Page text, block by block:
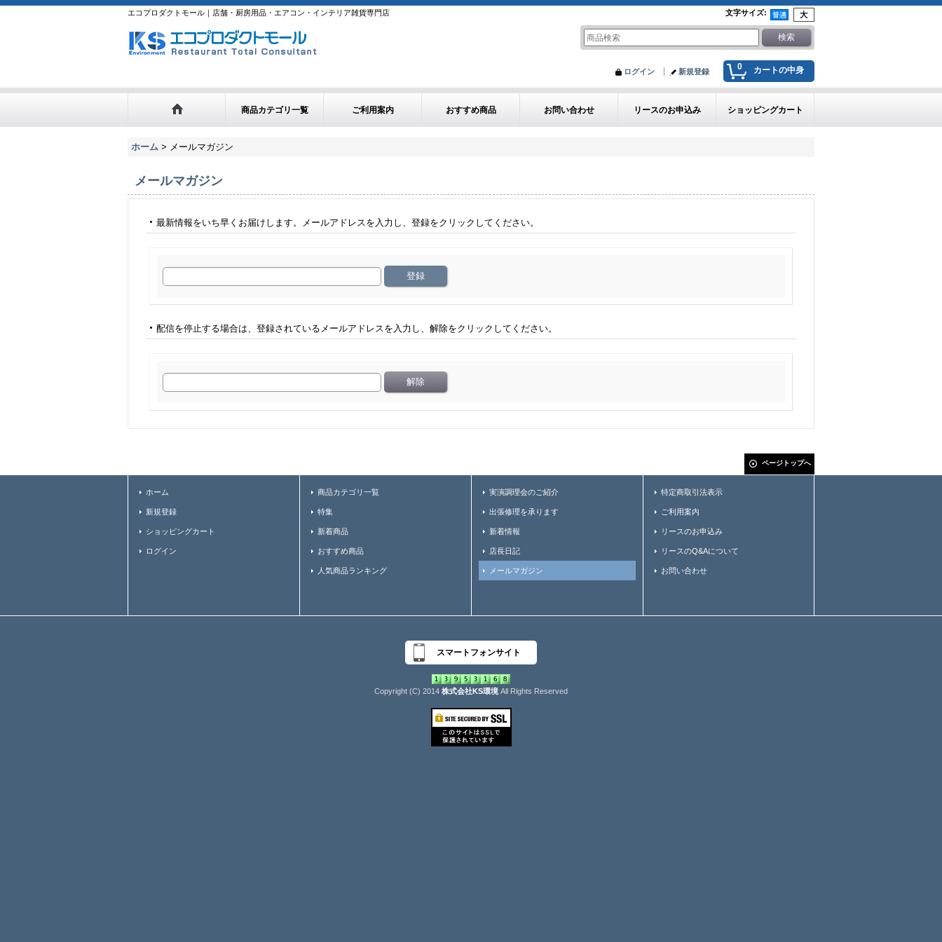
エコプロダクトモール｜店舗・厨房用品・エアコン・インテリア雑貨専門店 文字サイズ:
0 カートの中身
ログイン 新規登録
商品カテゴリ一覧 ご利用案内 おすすめ商品 お問い合わせ リースのお申込み ショッピングカート
ホーム > メールマガジン
メールマガジン
最新情報をいち早くお届けします。メールアドレスを入力し、登録をクリックしてください。
配信を停止する場合は、登録されているメールアドレスを入力し、解除をクリックしてください。
ページトップへ
ホーム
新規登録
ショッピングカート
ログイン
商品カテゴリ一覧
特集
新着商品
おすすめ商品
人気商品ランキング
実演調理会のご紹介
出張修理を承ります
新着情報
店長日記
メールマガジン
特定商取引法表示
ご利用案内
リースのお申込み
リースのQ&Aについて
お問い合わせ
スマートフォンサイト
Copyright (C) 2014 株式会社KS環境 All Rights Reserved